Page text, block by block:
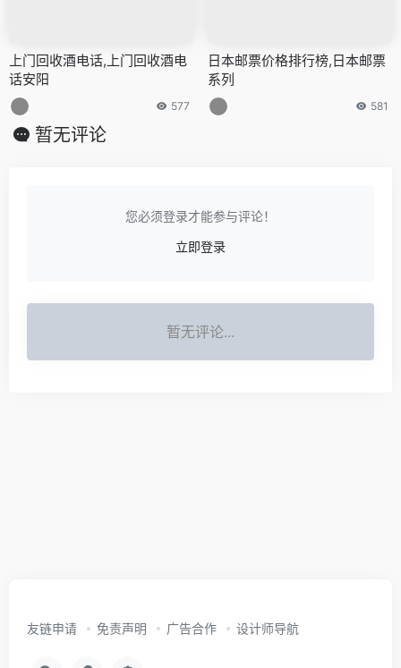
上门回收酒电话,上门回收酒电
话安阳
577
日本邮票价格排行榜,日本邮票
系列
581
暂无评论
您必须登录才能参与评论！
立即登录
暂无评论...
友链申请 免责声明 广告合作 设计师导航